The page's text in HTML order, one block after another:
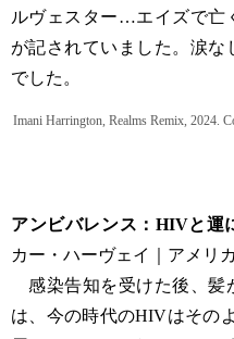
ルヴェスター…エイズで亡
が記されていました。涙な
でした。
Imani Harrington, Realms Remix, 2024.
アンビバレンス：HIVと運
カー・ハーヴェイ｜アメリカ
感染告知を受けた後、髪
は、今の時代のHIVはその